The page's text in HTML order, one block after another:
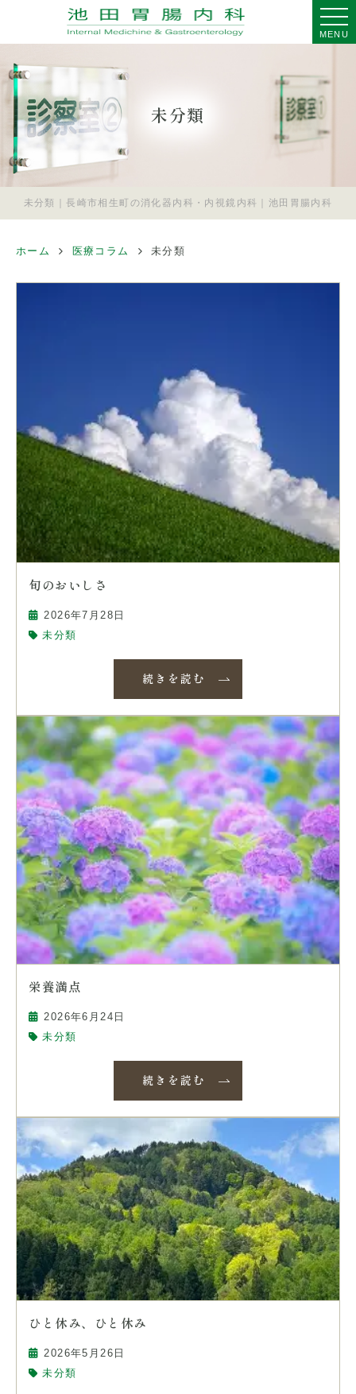
MENU
未分類
未分類｜長崎市相生町の消化器内科・内視鏡内科｜池田胃腸内科
ホーム 医療コラム 未分類
旬のおいしさ
2026年7月28日
未分類
続きを読む
栄養満点
2026年6月24日
未分類
続きを読む
ひと休み、ひと休み
2026年5月26日
未分類